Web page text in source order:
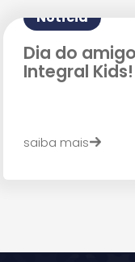
Notícia
Dia do
Integral Kids!
saiba mais